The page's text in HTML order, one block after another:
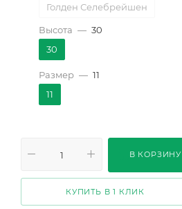
Голден Селебрейшен
Алан Сушон
Геркулес
Shrimp Patiohit
Айвори Ив Пьянсе
Валентино
Высота — 30
30
Размер — 11
11
В КОРЗИНУ
КУПИТЬ В 1 КЛИК